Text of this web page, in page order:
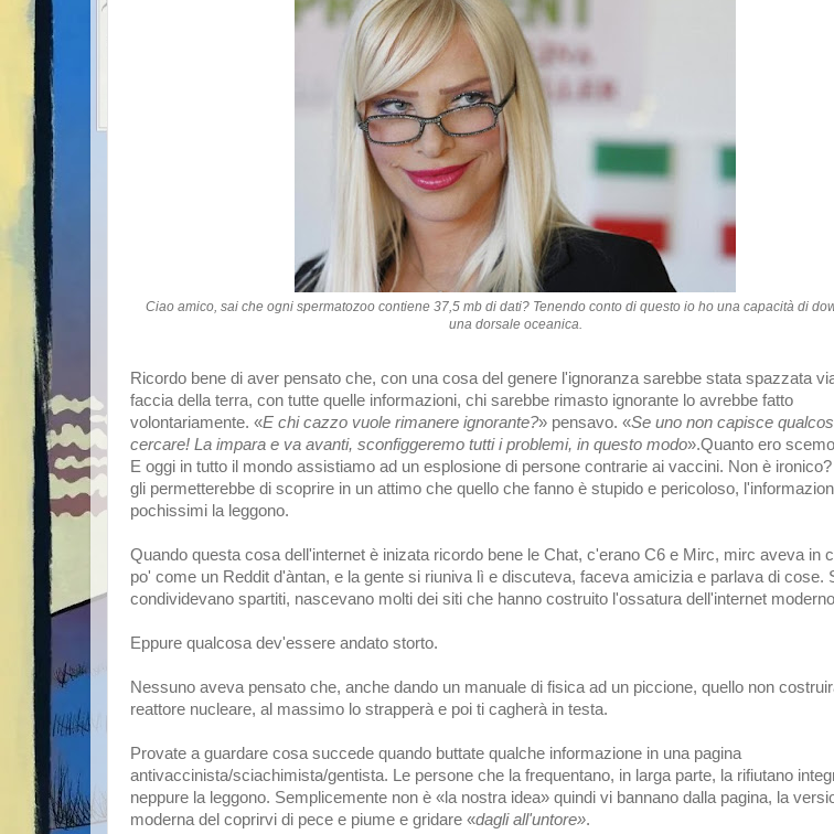
Ciao amico, sai che ogni spermatozoo contiene 37,5 mb di dati? Tenendo conto di questo io ho una capacità di
una dorsale oceanica.
Ricordo bene di aver pensato che, con una cosa del genere l'ignoranza sarebbe stata spazzata
faccia della terra, con tutte quelle informazioni, chi sarebbe rimasto ignorante lo avrebbe fatto
volontariamente. «E chi cazzo vuole rimanere ignorante?» pensavo. «Se uno non capisce
cercare! La impara e va avanti, sconfiggeremo tutti i problemi, in questo modo».Quanto ero
E oggi in tutto il mondo assistiamo ad un esplosione di persone contrarie ai vaccini. Non è
gli permetterebbe di scoprire in un attimo che quello che fanno è stupido e pericoloso,
pochissimi la leggono.
Quando questa cosa dell'internet è inizata ricordo bene le Chat, c'erano C6 e Mirc, mirc aveva in
po' come un Reddit d'àntan, e la gente si riuniva lì e discuteva, faceva amicizia e parlava di cose.
condividevano spartiti, nascevano molti dei siti che hanno costruito l'ossatura dell'internet
Eppure qualcosa dev'essere andato storto.
Nessuno aveva pensato che, anche dando un manuale di fisica ad un piccione, quello non
reattore nucleare, al massimo lo strapperà e poi ti cagherà in testa.
Provate a guardare cosa succede quando buttate qualche informazione in una pagina
antivaccinista/sciachimista/gentista. Le persone che la frequentano, in larga parte, la rifiutano
neppure la leggono. Semplicemente non è «la nostra idea» quindi vi bannano dalla pagina, la
moderna del coprirvi di pece e piume e gridare «dagli all'untore».